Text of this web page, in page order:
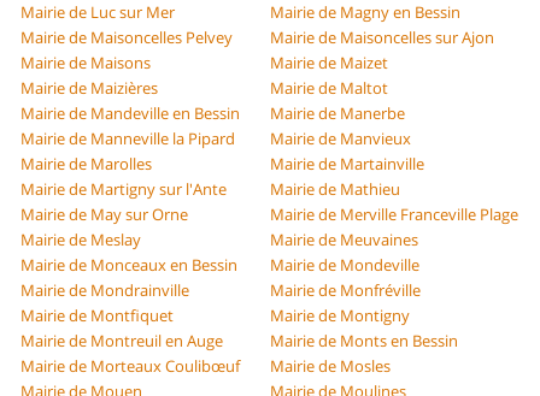
Mairie de Luc sur Mer
Mairie de Magny en Bessin
Mairie de Maisoncelles Pelvey
Mairie de Maisoncelles sur Ajon
Mairie de Maisons
Mairie de Maizet
Mairie de Maizières
Mairie de Maltot
Mairie de Mandeville en Bessin
Mairie de Manerbe
Mairie de Manneville la Pipard
Mairie de Manvieux
Mairie de Marolles
Mairie de Martainville
Mairie de Martigny sur l'Ante
Mairie de Mathieu
Mairie de May sur Orne
Mairie de Merville Franceville Plage
Mairie de Meslay
Mairie de Meuvaines
Mairie de Monceaux en Bessin
Mairie de Mondeville
Mairie de Mondrainville
Mairie de Monfréville
Mairie de Montfiquet
Mairie de Montigny
Mairie de Montreuil en Auge
Mairie de Monts en Bessin
Mairie de Morteaux Coulibœuf
Mairie de Mosles